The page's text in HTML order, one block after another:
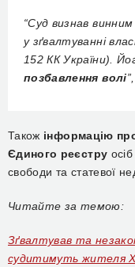
“Суд визнав
у зґвалтуванні
152 КК України).
позбавлення волі
Також інформацію
Єдиного реєстру
свободи та статевої
Читайте за темою:
Зґвалтував та
судитимуть жителя